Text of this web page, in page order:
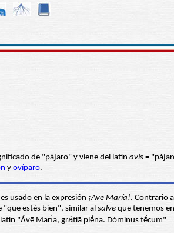
de "pájaro" y viene del latín avis =
y ovíparo.
usado en la expresión ¡Ave María!. Contrario
"que estés bien", similar al salve que tenemos
"Ávē Marī́a, grā́tiā plḗna. Dóminus tḗcum"